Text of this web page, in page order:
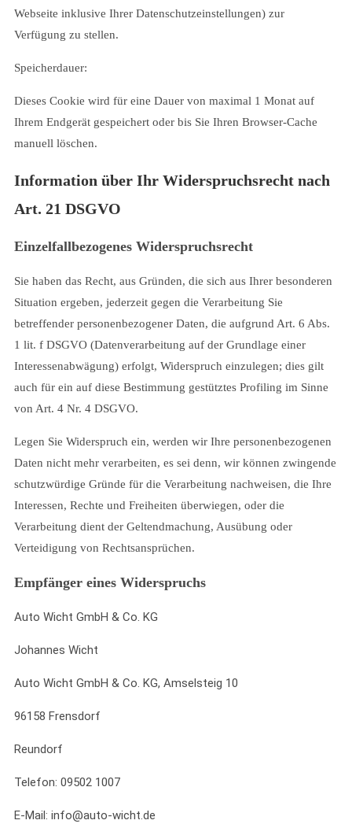
Webseite inklusive Ihrer Datenschutzeinstellungen) zur
Verfügung zu stellen.
Speicherdauer:
Dieses Cookie wird für eine Dauer von maximal 1 Monat auf
Ihrem Endgerät gespeichert oder bis Sie Ihren Browser-Cache
manuell löschen.
Information über Ihr Widerspruchsrecht nach
Art. 21 DSGVO
Einzelfallbezogenes Widerspruchsrecht
Sie haben das Recht, aus Gründen, die sich aus Ihrer besonderen
Situation ergeben, jederzeit gegen die Verarbeitung Sie
betreffender personenbezogener Daten, die aufgrund Art. 6 Abs.
1 lit. f DSGVO (Datenverarbeitung auf der Grundlage einer
Interessenabwägung) erfolgt, Widerspruch einzulegen; dies gilt
auch für ein auf diese Bestimmung gestütztes Profiling im Sinne
von Art. 4 Nr. 4 DSGVO.
Legen Sie Widerspruch ein, werden wir Ihre personenbezogenen
Daten nicht mehr verarbeiten, es sei denn, wir können zwingende
schutzwürdige Gründe für die Verarbeitung nachweisen, die Ihre
Interessen, Rechte und Freiheiten überwiegen, oder die
Verarbeitung dient der Geltendmachung, Ausübung oder
Verteidigung von Rechtsansprüchen.
Empfänger eines Widerspruchs
Auto Wicht GmbH & Co. KG
Johannes Wicht
Auto Wicht GmbH & Co. KG, Amselsteig 10
96158 Frensdorf
Reundorf
Telefon: 09502 1007
E-Mail: info@auto-wicht.de